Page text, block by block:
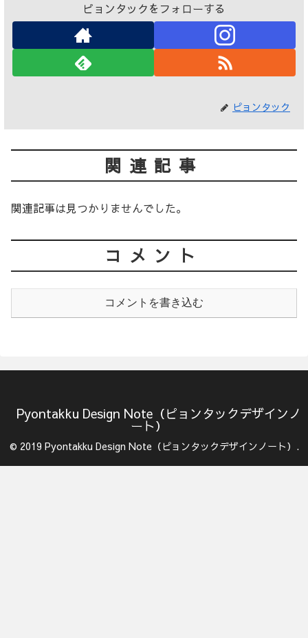
ピョンタックをフォローする
ピョンタック
関連記事
関連記事は見つかりませんでした。
コメント
コメントを書き込む
Pyontakku Design Note（ピョンタックデザインノ
ート）
© 2019 Pyontakku Design Note（ピョンタックデザインノート）.